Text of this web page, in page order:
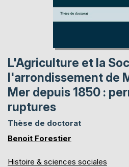
L'Agriculture et la
l'arrondissement de
Mer depuis 1850 :
ruptures
Thèse de doctorat
Benoit Forestier
Histoire & sciences sociales